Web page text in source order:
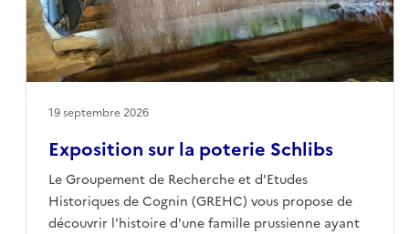
Exposition sur la poterie Schlibs
Le Groupement de Recherche et d'Etudes
Historiques de Cognin (GREHC) vous propose de
découvrir l'histoire d'une famille prussienne ayant
19 septembre 2026